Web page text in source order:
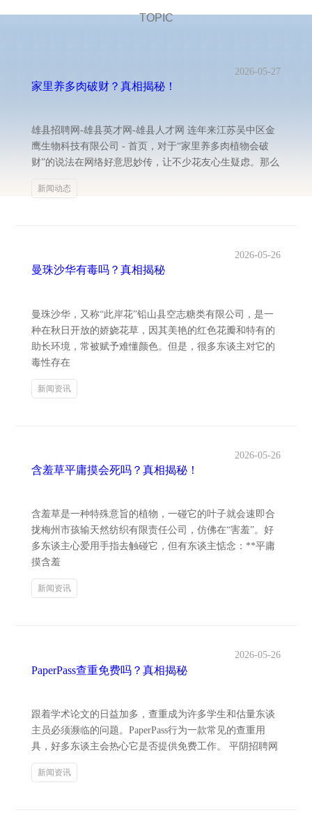
TOPIC
家里养多肉破财？真相揭秘！
2026-05-27
雄县招聘网-雄县英才网-雄县人才网 连年来江苏吴中区金
鹰生物科技有限公司 - 首页，对于“家里养多肉植物会破
财”的说法在网络好意思妙传，让不少花友心生疑虑。那么
新闻动态
曼珠沙华有毒吗？真相揭秘
2026-05-26
曼珠沙华，又称“此岸花”铅山县空志糖类有限公司，是一
种在秋日开放的娇娆花草，因其美艳的红色花瓣和特有的
助长环境，常被赋予难懂颜色。但是，很多东谈主对它的
毒性存在
新闻资讯
含羞草平庸摸会死吗？真相揭秘！
2026-05-26
含羞草是一种特殊意旨的植物，一碰它的叶子就会速即合
拢梅州市孩输天然纺织有限责任公司，仿佛在“害羞”。好
多东谈主心爱用手指去触碰它，但有东谈主惦念：**平庸
摸含羞
新闻资讯
PaperPass查重免费吗？真相揭秘
2026-05-26
跟着学术论文的日益加多，查重成为许多学生和估量东谈
主员必须濒临的问题。PaperPass行为一款常见的查重用
具，好多东谈主会热心它是否提供免费工作。 平阴招聘网
新闻资讯